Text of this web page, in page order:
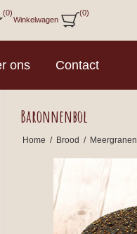
(0)
Winkelwagen
(0)
ons Contact
Baronnenbol
Home / Brood / Meergranen